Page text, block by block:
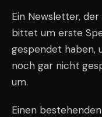
Ein Newsletter,
bittet um erste
gespendet haben,
noch gar nicht
um.
Einen